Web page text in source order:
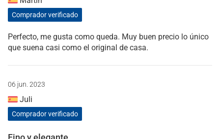
Comprador verificado
Perfecto, me gusta como queda. Muy buen precio lo único
que suena casi como el original de casa.
06 jun. 2023
Juli
Comprador verificado